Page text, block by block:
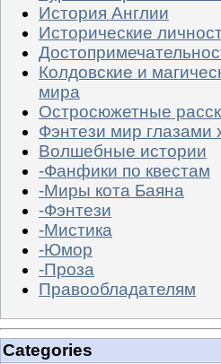
История Англии
Исторические
Колдовские и
мира
Остросюжетные
Фэнтези мир глазами
Волшебные истории
-Фанфики по квестам
-Миры кота Баяна
-Фэнтези
-Мистика
-Юмор
-Проза
Правообладателям
Categories